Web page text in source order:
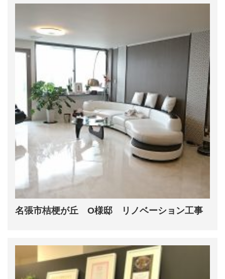
名張市桔梗が丘 O様邸 リノベーション工事